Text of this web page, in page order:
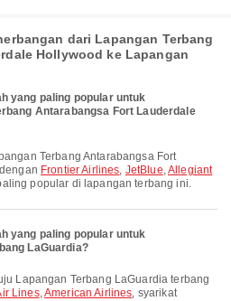
dari Lapangan Terbang
Hollywood ke Lapangan
yang paling popular untuk
Antarabangsa Fort Lauderdale
Frontier Airlines, JetBlue,Allegiant
popular di lapangan terbang ini.
yang paling popular untuk
LaGuardia?
Lines,American Airlines, syarikat